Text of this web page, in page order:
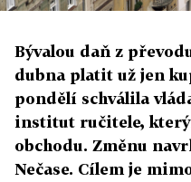
Bývalou daň z
dubna platit už jen
pondělí schválila
institut ručitele,
obchodu. Změnu
Nečase. Cílem je